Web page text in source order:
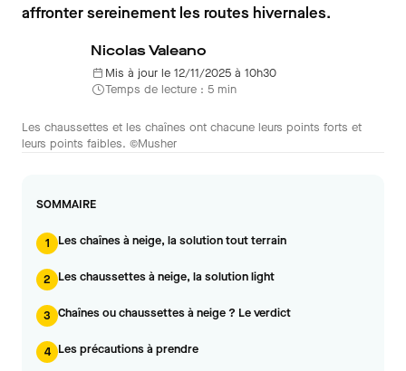
affronter sereinement les routes hivernales.
Nicolas Valeano
Mis à jour le 12/11/2025 à 10h30
Temps de lecture : 5 min
Les chaussettes et les chaînes ont chacune leurs points forts et
leurs points faibles. ©Musher
SOMMAIRE
1 Les chaînes à neige, la solution tout terrain
2 Les chaussettes à neige, la solution light
3 Chaînes ou chaussettes à neige ? Le verdict
4 Les précautions à prendre